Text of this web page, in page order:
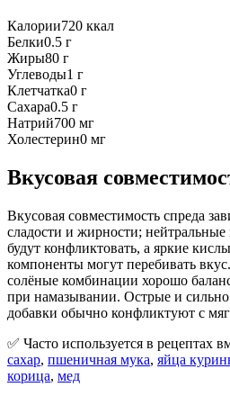
Калории720 ккал
Белки0.5 г
Жиры80 г
Углеводы1 г
Клетчатка0 г
Сахара0.5 г
Натрий700 мг
Холестерин0 мг
Вкусовая
Вкусовая совместимость спреда
сладости и жирности;
будут конфликтовать, а яркие
компоненты могут перебивать
солёные комбинации хорошо
при намазывании. Острые и
добавки обычно конфликтуют с
✅ Часто используется в рецептах
сахар, пшеничная мука, яйца
корица, мед